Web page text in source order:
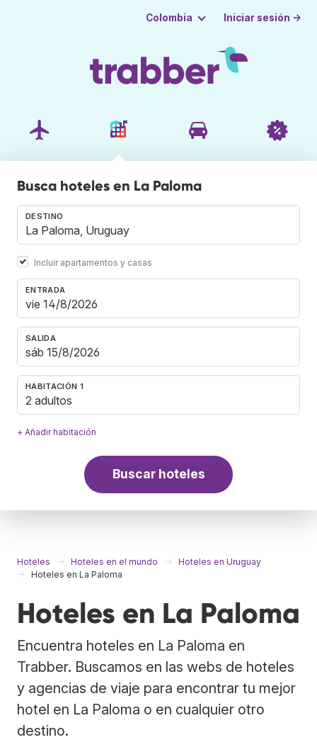
Colombia Iniciar sesión →
Busca hoteles en La Paloma
DESTINO
Incluir apartamentos y casas
ENTRADA
SALIDA
HABITACIÓN 1
2 adultos
+ Añadir habitación
Buscar hoteles
Hoteles Hoteles en el mundo
Hoteles en Uruguay
Hoteles en La Paloma
Hoteles en La Paloma
Encuentra hoteles en La Paloma en
Trabber. Buscamos en las webs de hoteles
y agencias de viaje para encontrar tu mejor
hotel en La Paloma o en cualquier otro
destino.